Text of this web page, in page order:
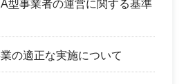
型事業者の運営に関する基準
の適正な実施について